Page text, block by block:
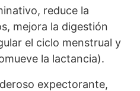
reduce la
mejora la digestión
el ciclo menstrual y
la lactancia).
expectorante,